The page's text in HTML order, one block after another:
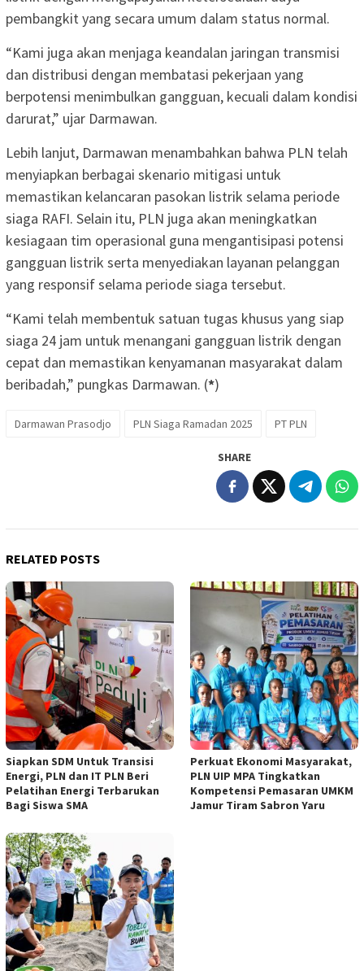
pembangkit yang secara umum dalam status normal.
“Kami juga akan menjaga keandalan jaringan transmisi
dan distribusi dengan membatasi pekerjaan yang
berpotensi menimbulkan gangguan, kecuali dalam kondisi
darurat,” ujar Darmawan.
Lebih lanjut, Darmawan menambahkan bahwa PLN telah
menyiapkan berbagai skenario mitigasi untuk
memastikan kelancaran pasokan listrik selama periode
siaga RAFI. Selain itu, PLN juga akan meningkatkan
kesiagaan tim operasional guna mengantisipasi potensi
gangguan listrik serta menyediakan layanan pelanggan
yang responsif selama periode siaga tersebut.
“Kami telah membentuk satuan tugas khusus yang siap
siaga 24 jam untuk menangani gangguan listrik dengan
cepat dan memastikan kenyamanan masyarakat dalam
beribadah,” pungkas Darmawan. (*)
Darmawan Prasodjo PLN Siaga Ramadan 2025 PT PLN
SHARE
RELATED POSTS
Siapkan SDM Untuk Transisi
Energi, PLN dan IT PLN Beri
Pelatihan Energi Terbarukan
Bagi Siswa SMA
Perkuat Ekonomi Masyarakat,
PLN UIP MPA Tingkatkan
Kompetensi Pemasaran UMKM
Jamur Tiram Sabron Yaru